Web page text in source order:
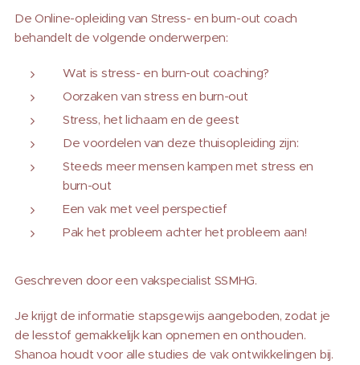
De Online-opleiding van Stress- en burn-out coach
behandelt de volgende onderwerpen:
Wat is stress- en burn-out coaching?
Oorzaken van stress en burn-out
Stress, het lichaam en de geest
De voordelen van deze thuisopleiding zijn:
Steeds meer mensen kampen met stress en
burn-out
Een vak met veel perspectief
Pak het probleem achter het probleem aan!
Geschreven door een vakspecialist SSMHG.
Je krijgt de informatie stapsgewijs aangeboden, zodat je
de lesstof gemakkelijk kan opnemen en onthouden.
Shanoa houdt voor alle studies de vak ontwikkelingen bij.